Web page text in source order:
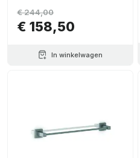
€ 158,50
€ 244,00
In winkelwagen